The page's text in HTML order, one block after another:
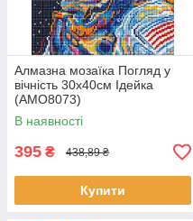
Алмазна мозаїка Погляд у
вічність 30х40см Ідейка
(AMO8073)
В наявності
395 ₴ 438,89 ₴
Купити